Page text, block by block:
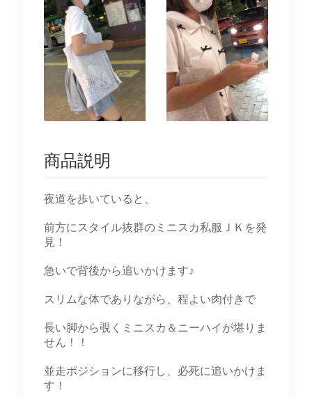
商品説明
夜道を歩いていると、
前方にスタイル抜群のミニスカ私服ＪＫを発
見！
急いで背後から追いかけます♪
スリムな体でありながら、程よい肉付きで
長い脚から覗くミニスカ＆ニーハイが堪りま
せん！！
並走ポジションに移行し、必死に追いかけま
す！